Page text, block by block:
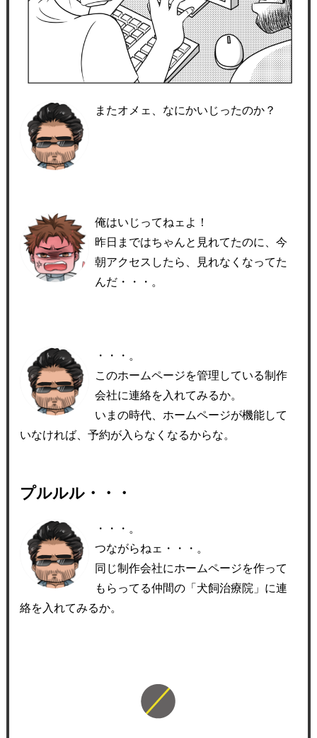
またオメェ、なにかいじったのか？
俺はいじってねェよ！
昨日まではちゃんと見れてたのに、今
朝アクセスしたら、見れなくなってた
んだ・・・。
・・・。
このホームページを管理している制作
会社に連絡を入れてみるか。
いまの時代、ホームページが機能して
いなければ、予約が入らなくなるからな。
プルルル・・・
・・・。
つながらねェ・・・。
同じ制作会社にホームページを作って
もらってる仲間の「犬飼治療院」に連
絡を入れてみるか。